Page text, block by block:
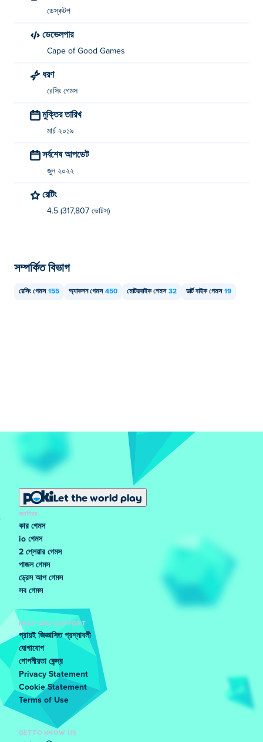
ডেস্কটপ
ডেভেলপার
Cape of Good Games
ধরণ
রেসিং গেমস
মুক্তির তারিখ
মার্চ ২০১৯
সর্বশেষ আপডেট
জুন ২০২২
রেটিং
4.5 (317,807 ভোটস)
সম্পর্কিত বিভাগ
রেসিং গেমস 155 অ্যাকশন গেমস 450 মোটরবাইক গেমস 32 ডার্ট বাইক গেমস 19
Let the world play
জনপ্রিয়
কার গেমস
io গেমস
2 প্লেয়ার গেমস
পাজল গেমস
ড্রেস আপ গেমস
সব গেমস
HELP AND SUPPORT
প্রায়ই জিজ্ঞাসিত প্রশ্নাবলী
যোগাযোগ
গোপনীয়তা কেন্দ্র
Privacy Statement
Cookie Statement
Terms of Use
GET TO KNOW US